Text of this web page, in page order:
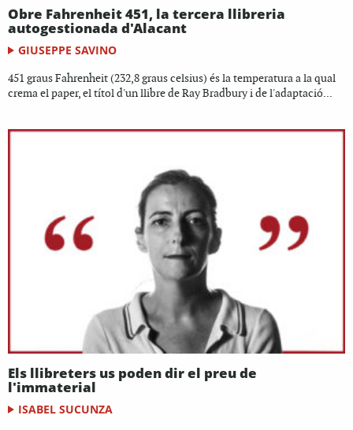
Obre Fahrenheit 451, la tercera llibreria
autogestionada d'Alacant
GIUSEPPE SAVINO
451 graus Fahrenheit (232,8 graus celsius) és la temperatura a la qual
crema el paper, el títol d'un llibre de Ray Bradbury i de l'adaptació...
Els llibreters us poden dir el preu de
l'immaterial
ISABEL SUCUNZA